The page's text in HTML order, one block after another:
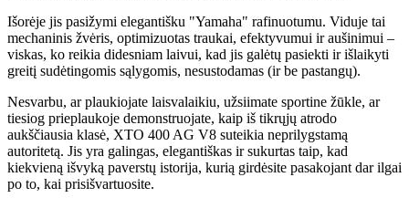
Išorėje jis pasižymi elegantišku "Yamaha" rafinuotumu. Viduje tai
mechaninis žvėris, optimizuotas traukai, efektyvumui ir aušinimui –
viskas, ko reikia didesniam laivui, kad jis galėtų pasiekti ir išlaikyti
greitį sudėtingomis sąlygomis, nesustodamas (ir be pastangų).
Nesvarbu, ar plaukiojate laisvalaikiu, užsiimate sportine žūkle, ar
tiesiog prieplaukoje demonstruojate, kaip iš tikrųjų atrodo
aukščiausia klasė, XTO 400 AG V8 suteikia neprilygstamą
autoritetą. Jis yra galingas, elegantiškas ir sukurtas taip, kad
kiekvieną išvyką paverstų istorija, kurią girdėsite pasakojant dar ilgai
po to, kai prisišvartuosite.